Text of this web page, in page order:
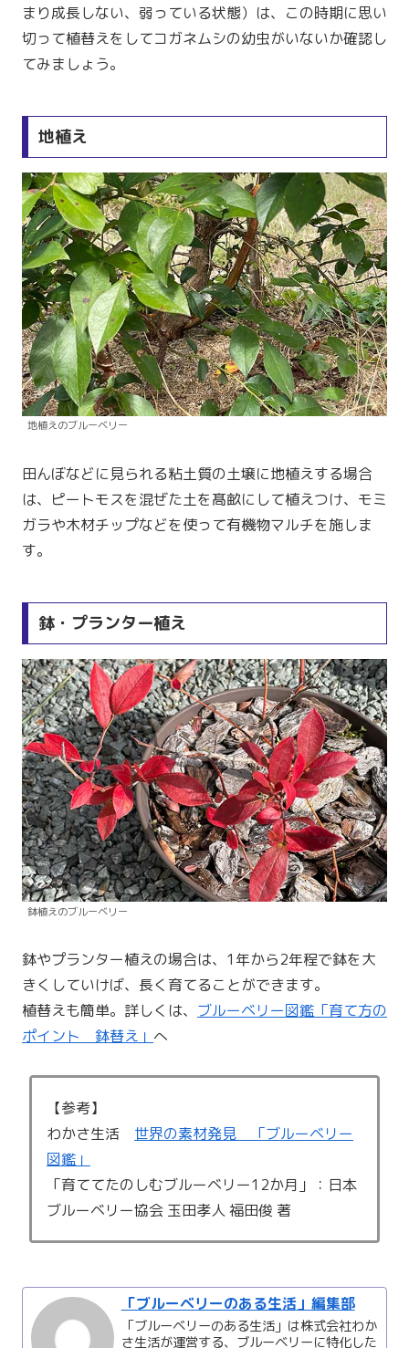
まり成長しない、弱っている状態）は、この時期に思い
切って植替えをしてコガネムシの幼虫がいないか確認し
てみましょう。
地植え
地植えのブルーベリー
田んぼなどに見られる粘土質の土壌に地植えする場合
は、ピートモスを混ぜた土を髙畝にして植えつけ、モミ
ガラや木材チップなどを使って有機物マルチを施しま
す。
鉢・プランター植え
鉢植えのブルーベリー
鉢やプランター植えの場合は、1年から2年程で鉢を大
きくしていけば、長く育てることができます。
植替えも簡単。詳しくは、 ブルーベリー図鑑「育て方の
ポイント 鉢替え」 へ
【参考】
わかさ生活 世界の素材発見 「ブルーベリー
図鑑」
「育ててたのしむブルーベリー12か月」：日本
ブルーベリー協会 玉田孝人 福田俊 著
「ブルーベリーのある生活」編集部
「ブルーベリーのある生活」は株式会社わか
さ生活が運営する、ブルーベリーに特化した